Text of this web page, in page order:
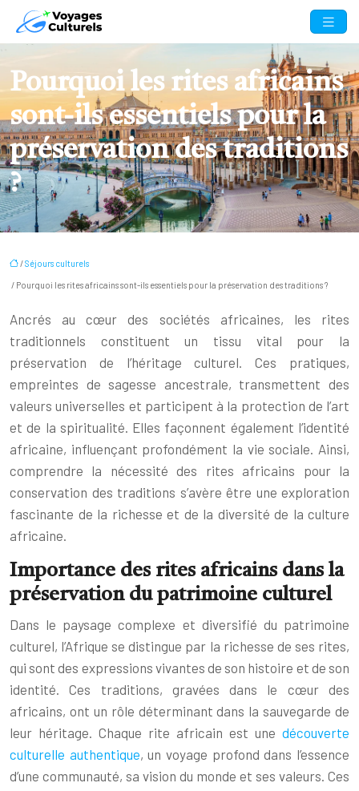
Pourquoi les rites africains
sont-ils essentiels pour la
préservation des traditions
?
/Séjours culturels
/ Pourquoi les rites africains sont-ils essentiels pour la préservation des traditions ?
Ancrés au cœur des sociétés africaines, les rites
traditionnels constituent un tissu vital pour la
préservation de l’héritage culturel. Ces pratiques,
empreintes de sagesse ancestrale, transmettent des
valeurs universelles et participent à la protection de l’art
et de la spiritualité. Elles façonnent également l’identité
africaine, influençant profondément la vie sociale. Ainsi,
comprendre la nécessité des rites africains pour la
conservation des traditions s’avère être une exploration
fascinante de la richesse et de la diversité de la culture
africaine.
Importance des rites africains dans la
préservation du patrimoine culturel
Dans le paysage complexe et diversifié du patrimoine
culturel, l’Afrique se distingue par la richesse de ses rites,
qui sont des expressions vivantes de son histoire et de son
identité. Ces traditions, gravées dans le cœur des
africains, ont un rôle déterminant dans la sauvegarde de
leur héritage. Chaque rite africain est une découverte
culturelle authentique, un voyage profond dans l’essence
d’une communauté, sa vision du monde et ses valeurs. Ces